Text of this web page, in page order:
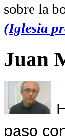
sobre la
(Iglesia
Juan
paso